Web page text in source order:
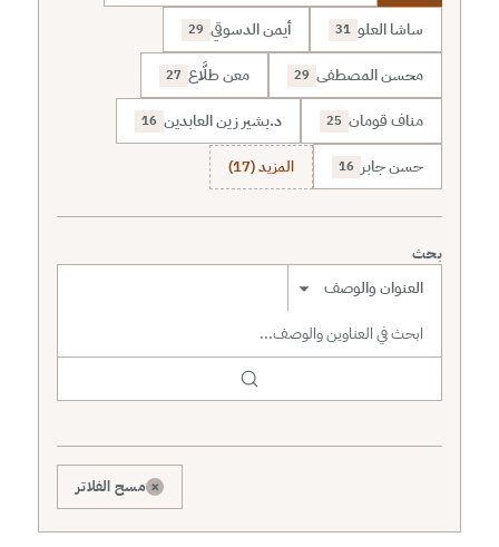
ساشا العلو 31 أيمن الدسوقي 29
محسن المصطفى 29 معن طلَّاع 27
مناف قومان 25 د.بشير زين العابدين 16
حسن جابر 16 المزيد (17)
بحث
نطاق البحث
× مسح الفلاتر